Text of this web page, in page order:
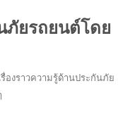
ภัยรถยนต์โดย
องราวความรู้ด้านประกันภัย